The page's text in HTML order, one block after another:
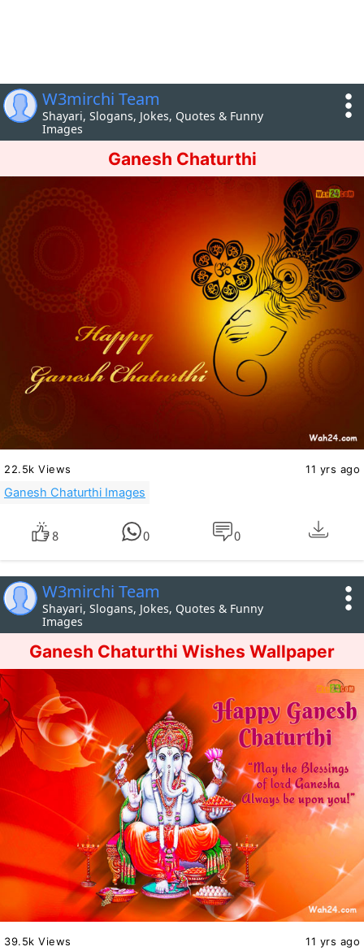
W3mirchi Team
Shayari, Slogans, Jokes, Quotes & Funny
Images
Ganesh Chaturthi
22.5k Views 11 yrs ago
Ganesh Chaturthi Images
8 0 0
W3mirchi Team
Shayari, Slogans, Jokes, Quotes & Funny
Images
Ganesh Chaturthi Wishes Wallpaper
39.5k Views 11 yrs ago